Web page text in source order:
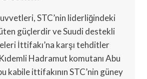
STC’nin liderliğindeki
güçlerdir ve Suudi destekli
İttifakı’na karşı tehditler
Hadramut komutanı Abu
kabile ittifakının STC’nin güney